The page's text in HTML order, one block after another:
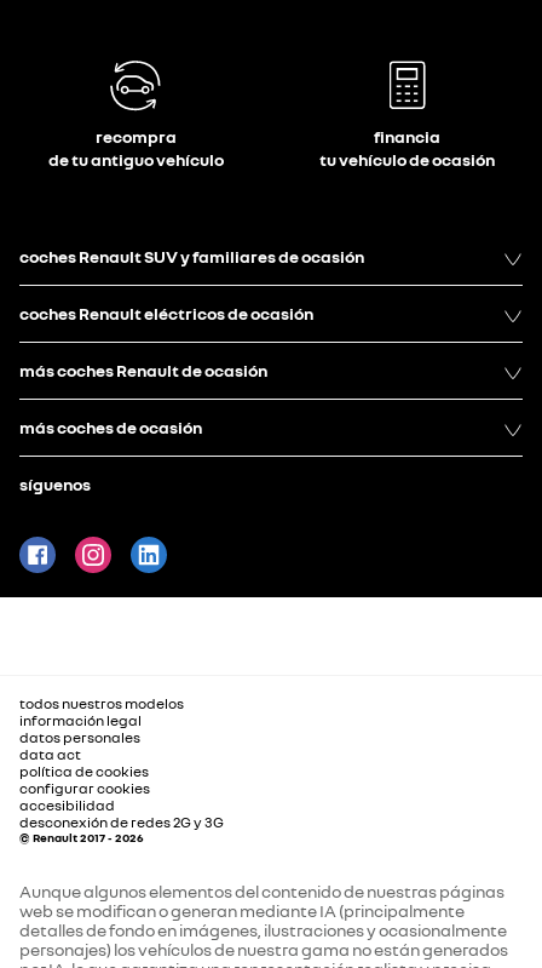
recompra
de tu antiguo vehículo
financia
tu vehículo de ocasión
coches Renault SUV y familiares de ocasión
coches Renault eléctricos de ocasión
más coches Renault de ocasión
más coches de ocasión
síguenos
todos nuestros modelos
información legal
datos personales
data act
política de cookies
configurar cookies
accesibilidad
desconexión de redes 2G y 3G
© Renault 2017 - 2026
Aunque algunos elementos del contenido de nuestras páginas
web se modifican o generan mediante IA (principalmente
detalles de fondo en imágenes, ilustraciones y ocasionalmente
personajes) los vehículos de nuestra gama no están generados